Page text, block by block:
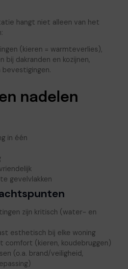
hangt niet alleen van het
(kieren = warmteverlies),
bij dakranden en kozijnen,
bevestigingen.
nadelen
in één
gevelvlakken
zijn kritisch (water- en
esthetisch bij elke woning
comfort (kieren, koudebruggen)
(o.a. brand/veiligheid,